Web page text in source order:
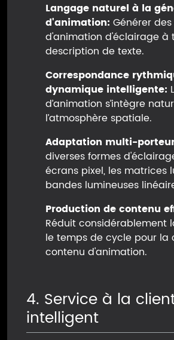
Langage naturel à la
d'animation: Générer
d'animation d'éclairage à
description de texte.
Correspondance
dynamique intelligente:
d’animation s’intègre
l’atmosphère spatiale.
Adaptation multi-
diverses formes
écrans pixel, les matrices
bandes lumineuses
Production de contenu
Réduit considérablement
le temps de cycle pour la
contenu d'animation.
4. Service à la
intelligent